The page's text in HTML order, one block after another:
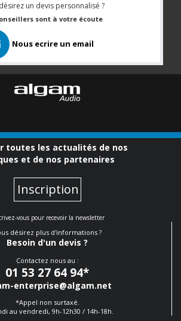
un devis personnalisé ?
sont à votre écoute
Nous ecrire un email
toutes les actualités de nos
et de nos partenaires
Inscription
vous pour recevoir la newsletter
désirez plus d'informations ?
Besoin d'un devis ?
Contactez nous au :
01 53 27 64 94*
enterprise@algam.net
*Appel non surtaxé.
au vendredi, 9h-12h30 / 14h-18h.